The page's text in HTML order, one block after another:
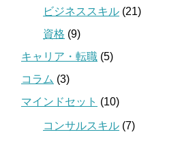
ビジネススキル (21)
資格 (9)
キャリア・転職 (5)
コラム (3)
マインドセット (10)
コンサルスキル (7)